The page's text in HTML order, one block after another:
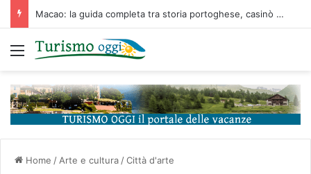
Macao: la guida completa tra storia portoghese, casinò futuristici e cucina unica d’Asia
Menu
Home / Arte e cultura /Città d'arte